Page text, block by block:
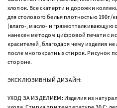
хлопок. Все скатерти и дорожки
для столового белья плотностью
(влаго-, масло- и грязеотталкивающую
нанесен методом цифровой печати с
красителей, благодаря чему изделия
после многократных стирок. Рисунок
стороне.
ЭКСКЛЮЗИВНЫЙ ДИЗАЙН:
УХОД ЗА ИЗДЕЛИЕМ: Изделия из